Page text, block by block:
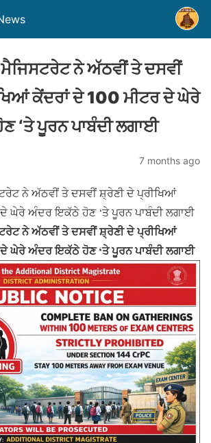
ਮੈਜਿਸਟਰੇਟ ਨੇ ਅੱਠਵੀਂ ਤੇ ਦਸਵੀਂ
ਕੇਂਦਰਾਂ ਦੇ 100 ਮੀਟਰ ਦੇ ਘੇਰੇ
‘ਤੇ ਪੂਰਨ ਪਾਬੰਦੀ ਲਗਾਈ
7 months ago
ਨੇ ਅੱਠਵੀਂ ਤੇ ਦਸਵੀਂ ਸ਼੍ਰੇਣੀ ਦੇ ਪ੍ਰੀਖਿਆਂ
ਦੇ ਘੇਰੇ ਅੰਦਰ ਇਕੱਠੇ ਹੋਣ ‘ਤੇ ਪੂਰਨ ਪਾਬੰਦੀ ਲਗਾਈ
ਨੇ ਅੱਠਵੀਂ ਤੇ ਦਸਵੀਂ ਸ਼੍ਰੇਣੀ ਦੇ ਪ੍ਰੀਖਿਆਂ
ਦੇ ਘੇਰੇ ਅੰਦਰ ਇਕੱਠੇ ਹੋਣ ‘ਤੇ ਪੂਰਨ ਪਾਬੰਦੀ ਲਗਾਈ